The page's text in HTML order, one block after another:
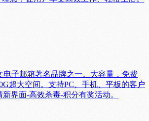
电子邮箱著名品牌之一。大容量，免费
超大空间。支持PC、手机、平板的客户
界面-高效杀毒-积分有奖活动。